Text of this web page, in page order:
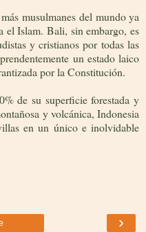
musulmanes del mundo ya
el Islam. Bali, sin embargo, es
y cristianos por todas las
un estado laico
por la Constitución.
de su superficie forestada y
y volcánica, Indonesia
en un único e inolvidable
›